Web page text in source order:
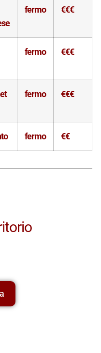
fermo €€€
fermo €€€
fermo €€€
fermo €€